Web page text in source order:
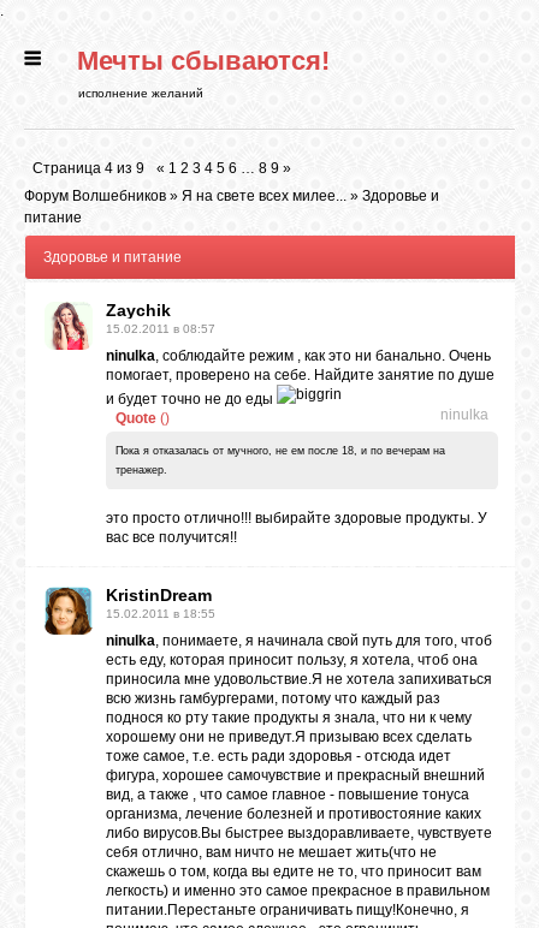
.
ГЛАВНАЯ
РИТУАЛЫ
ЛУНА
Мечты сбываются!
исполнение желаний
Страница 4 из 9 « 1 2 3 4 5 6 … 8 9 »
Форум Волшебников » Я на свете всех милее... » Здоровье и
питание
Здоровье и питание
Zaychik
15.02.2011 в 08:57
ninulka, соблюдайте режим , как это ни банально. Очень
помогает, проверено на себе. Найдите занятие по душе
и будет точно не до еды
Quote ( ninulka
)
Пока я отказалась от мучного, не ем после 18, и по вечерам на
тренажер.
это просто отлично!!! выбирайте здоровые продукты. У
вас все получится!!
KristinDream
15.02.2011 в 18:55
ninulka, понимаете, я начинала свой путь для того, чтоб
есть еду, которая приносит пользу, я хотела, чтоб она
приносила мне удовольствие.Я не хотела запихиваться
всю жизнь гамбургерами, потому что каждый раз
поднося ко рту такие продукты я знала, что ни к чему
хорошему они не приведут.Я призываю всех сделать
тоже самое, т.е. есть ради здоровья - отсюда идет
фигура, хорошее самочувствие и прекрасный внешний
вид, а также , что самое главное - повышение тонуса
организма, лечение болезней и противостояние каких
либо вирусов.Вы быстрее выздоравливаете, чувствуете
себя отлично, вам ничто не мешает жить(что не
скажешь о том, когда вы едите не то, что приносит вам
легкость) и именно это самое прекрасное в правильном
питании.Перестаньте ограничивать пищу!Конечно, я